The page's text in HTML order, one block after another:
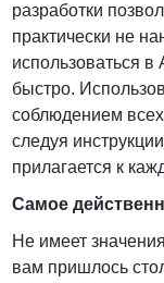
разработки
практически не
использоваться
быстро.
соблюдением
следуя
прилагается к
Самое
Не имеет
вам пришлось